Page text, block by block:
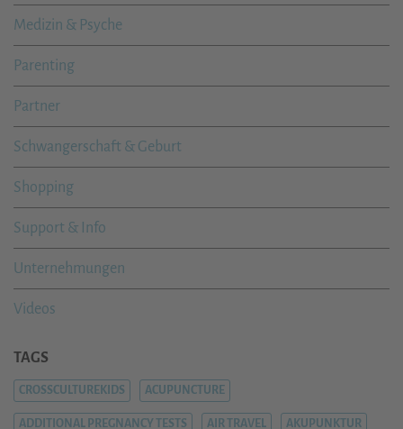
Medizin & Psyche
Parenting
Partner
Schwangerschaft & Geburt
Shopping
Support & Info
Unternehmungen
Videos
TAGS
CROSSCULTUREKIDS ACUPUNCTURE
ADDITIONAL PREGNANCY TESTS AIR TRAVEL AKUPUNKTUR